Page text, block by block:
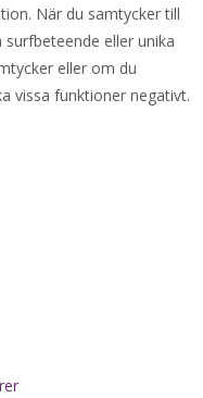
När du samtycker till
eller unika
eller om du
vissa funktioner negativt.